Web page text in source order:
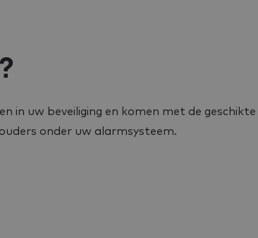
in uw beveiliging en komen met de
onder uw alarmsysteem.